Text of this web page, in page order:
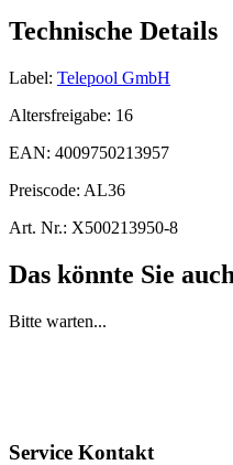
Technische Details
Label: Telepool GmbH
Altersfreigabe: 16
EAN: 4009750213957
Preiscode: AL36
Art. Nr.: X500213950-8
Das könnte Sie
Bitte warten...
Service Kontakt